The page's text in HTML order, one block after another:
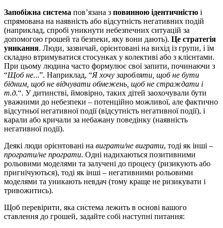
Запобіжна система пов’язана з повинною ідентичністю і
спрямована на наявність або відсутність негативних подій
(наприклад, спробі уникнути небезпечних ситуацій за
допомогою грошей та безпеки, яку вони дають). Це стратегія
уникання. Люди, зазвичай, орієнтовані на вихід із групи, і їм
складно втримуватися стосунках у колективі або з клієнтами.
При цьому людина часто формулює свої запити, починаючи з
“Щоб не...”. Наприклад, “Я хочу заробляти, щоб не бути
бідним, щоб не відчувати обмежень, щоб не страждати і
т.д.“. У дитинстві, ймовірно, таких дітей заохочували бути
уважними до небезпеки – потенційно можливої, але фактично
відсутньої негативної події (відсутність негативної події), і
карали або кричали за небажану поведінку (наявність
негативної події).
Деякі люди орієнтовані на виграти/не виграти, тоді як інші –
програти/не програти. Одні надихаються позитивними
рольовими моделями та залучені до процесу (ризикують або
пригнічуються), тоді як інші – негативними рольовими
моделями та уникають невдач (тому краще не ризикувати і
тривожитись).
Щоб перевірити, яка система лежить в основі вашого
ставлення до грошей, задайте собі наступні питання: